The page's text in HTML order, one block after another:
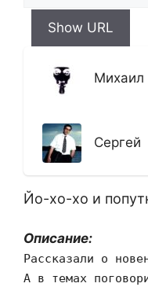
Show URL
Михаил
Сергей
Йо-хо-хо и
Описание:
Рассказали о
А в темах